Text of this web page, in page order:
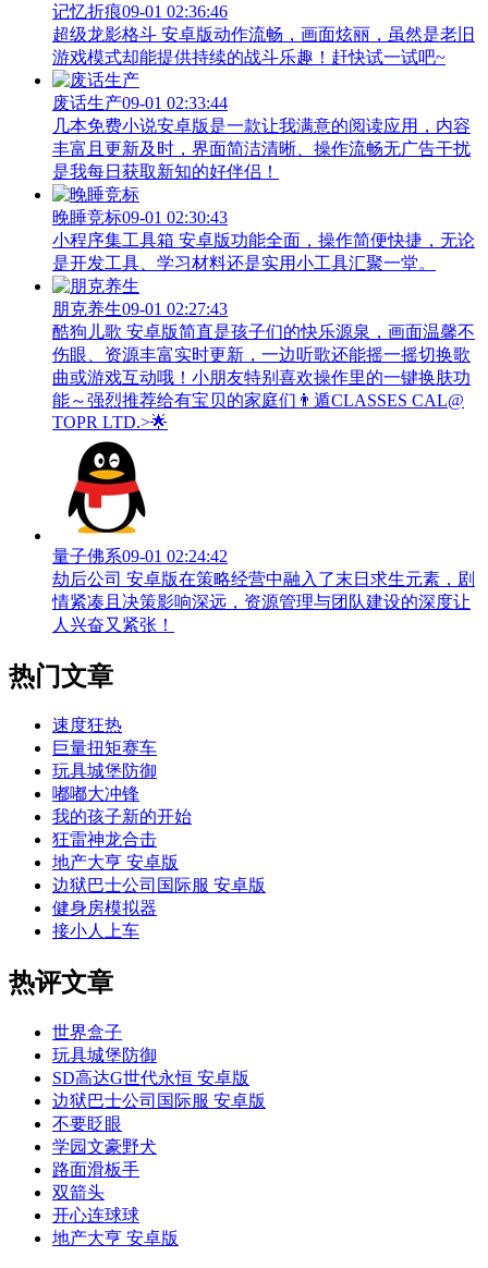
记忆折痕09-01 02:36:46
超级龙影格斗 安卓版动作流畅，画面炫丽，虽然是老旧
游戏模式却能提供持续的战斗乐趣！赶快试一试吧~
废话生产09-01 02:33:44
几本免费小说安卓版是一款让我满意的阅读应用，内容
丰富且更新及时，界面简洁清晰、操作流畅无广告干扰
是我每日获取新知的好伴侣！
晚睡竞标09-01 02:30:43
小程序集工具箱 安卓版功能全面，操作简便快捷，无论
是开发工具、学习材料还是实用小工具汇聚一堂。
朋克养生09-01 02:27:43
酷狗儿歌 安卓版简直是孩子们的快乐源泉，画面温馨不
伤眼、资源丰富实时更新，一边听歌还能摇一摇切换歌
曲或游戏互动哦！小朋友特别喜欢操作里的一键换肤功
能～强烈推荐给有宝贝的家庭们👨‍遁️CLASSES CAL@
TOPR LTD.>🌟
量子佛系09-01 02:24:42
劫后公司 安卓版在策略经营中融入了末日求生元素，剧
情紧凑且决策影响深远，资源管理与团队建设的深度让
人兴奋又紧张！
热门文章
速度狂热
巨量扭矩赛车
玩具城堡防御
嘟嘟大冲锋
我的孩子新的开始
狂雷神龙合击
地产大亨 安卓版
边狱巴士公司国际服 安卓版
健身房模拟器
接小人上车
热评文章
世界盒子
玩具城堡防御
SD高达G世代永恒 安卓版
边狱巴士公司国际服 安卓版
不要眨眼
学园文豪野犬
路面滑板手
双箭头
开心连球球
地产大亨 安卓版